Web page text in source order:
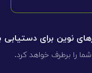
نوین برای
را برطرف خواهد کرد.